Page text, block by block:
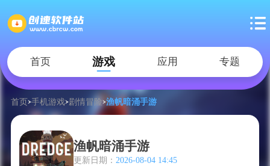
首页 游戏 应用 专题
首页 手机游戏 剧情冒险 渔帆暗涌手游
渔帆暗涌手游
更新日期： 2026-08-04 14:45